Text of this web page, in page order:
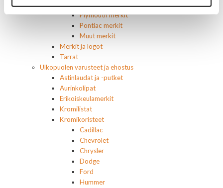
Oldsmobile merkit
Plymouth merkit
Pontiac merkit
Muut merkit
Merkit ja logot
Tarrat
Ulkopuolen varusteet ja ehostus
Astinlaudat ja -putket
Aurinkolipat
Erikoiskeulamerkit
Kromilistat
Kromikoristeet
Cadillac
Chevrolet
Chrysler
Dodge
Ford
Hummer